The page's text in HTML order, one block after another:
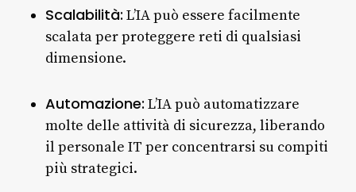
Scalabilità: L’IA può essere facilmente
scalata per proteggere reti di qualsiasi
dimensione.
Automazione: L’IA può automatizzare
molte delle attività di sicurezza, liberando
il personale IT per concentrarsi su compiti
più strategici.